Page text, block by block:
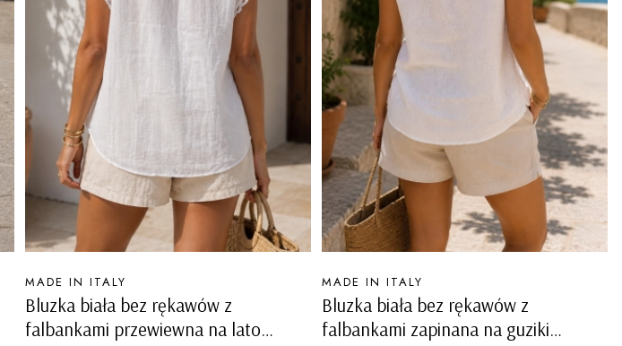
Bluzka biała bez rękawów z
falbankami przewiewna na lato
PRODUCENT
MADE IN ITALY
Bluzka biała bez rękawów z
falbankami zapinana na guziki
PRODUCENT
MADE IN ITALY